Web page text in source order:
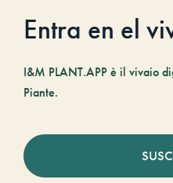
Entra en el
I&M PLANT.APP è il vivaio
Piante.